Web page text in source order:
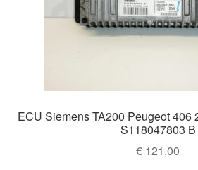
ECU Siemens TA200 Peugeot 406
S118047803 B
€ 121,00